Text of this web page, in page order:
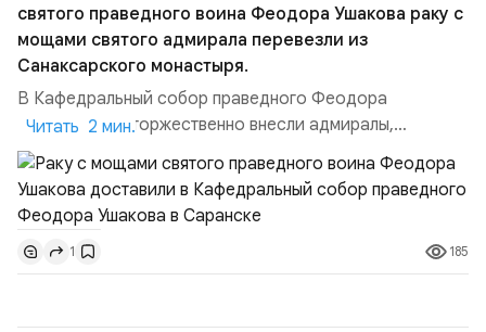
святого праведного воина Феодора Ушакова раку с
мощами святого адмирала перевезли из
Санаксарского монастыря.
В Кафедральный собор праведного Феодора
Ушакова раку торжественно внесли адмиралы,
участвовавшие в канонизации святого праведного
воина Феодора Ушакова 25 лет назад:Адмирал
Владимир Прокофьевич Валуев, командующий
Балтийским флотом ВМФ России (2001–2006
гг.);Адмирал Владимир Петрович Комоедов,
командующий Черноморским флотом ВМФ России
Читать 2 мин.
1 185